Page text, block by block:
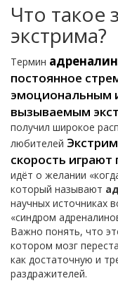
Что такое
экстрима?
Термин
постоянное
эмоциональным
вызываемым
получил широкое
любителей Экстрим
скорость играют
идёт о желании
который называют
научных источниках
«синдром
Важно понять, что
котором мозг
как достаточную и
раздражителей.